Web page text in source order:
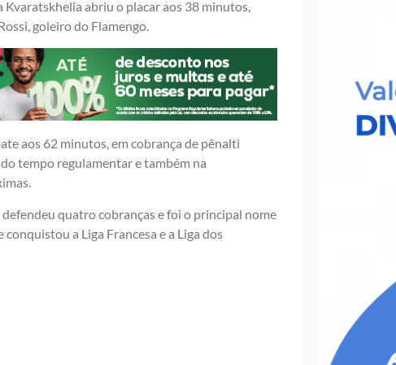
abriu o placar aos 38 minutos,
goleiro do Flamengo.
aos 62 minutos, em cobrança de pênalti
tempo regulamentar e também na
quatro cobranças e foi o principal nome
a Liga Francesa e a Liga dos